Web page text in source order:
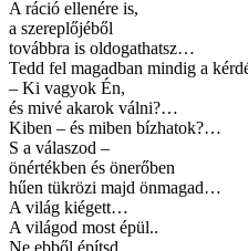
A ráció ellenére is,
a szereplőjéből
továbbra is oldogathatsz…
Tedd fel magadban mindig a
– Ki vagyok Én,
és mivé akarok válni?…
Kiben – és miben bízhatok?…
S a válaszod –
önértékben és önerőben
hűen tükrözi majd önmagad…
A világ kiégett…
A világod most épül..
Ne ebből építsd…